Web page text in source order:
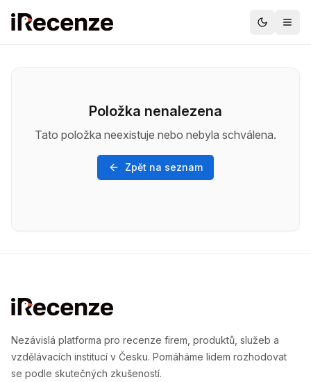
Položka nenalezena
Tato položka neexistuje nebo nebyla schválena.
Zpět na seznam
Nezávislá platforma pro recenze firem, produktů, služeb a
vzdělávacích institucí v Česku. Pomáháme lidem rozhodovat
se podle skutečných zkušeností.